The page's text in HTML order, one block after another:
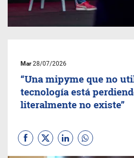
Mar28/07/2026
“Una mipyme que no
tecnología está
literalmente no existe”